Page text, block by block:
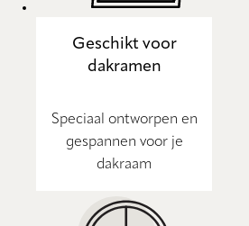
Geschikt voor
dakramen
Speciaal ontworpen en
gespannen voor je
dakraam